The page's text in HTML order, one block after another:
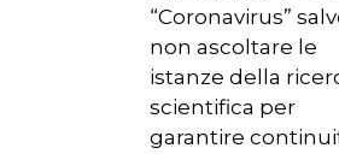
“Coronavirus”
non ascoltare le
istanze della
scientifica per
garantire